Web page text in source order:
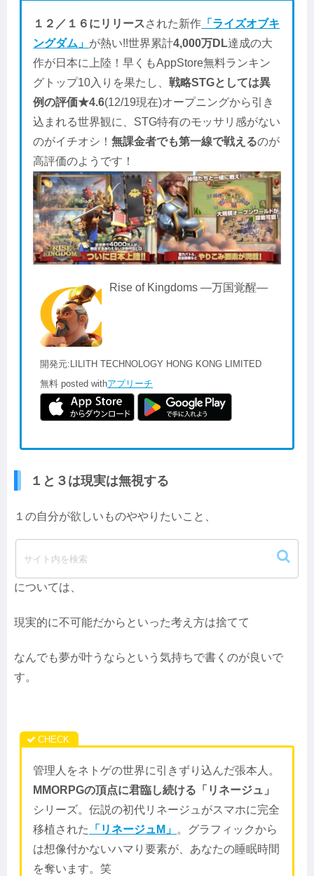
１２／１６にリリースされた新作 「ライズオブキ
ングダム」 が熱い!!世界累計4,000万DL達成の大
作が日本に上陸！早くもAppStore無料ランキン
グトップ10入りを果たし、戦略STGとしては異
例の評価★4.6(12/19現在)オープニングから引き
込まれる世界観に、STG特有のモッサリ感がない
のがイチオシ！無課金者でも第一線で戦えるのが
高評価のようです！
Rise of Kingdoms ―万国覚醒―
開発元: LILITH TECHNOLOGY HONG KONG LIMITED
無料 posted withアプリーチ
１と３は現実は無視する
１の自分が欲しいものややりたいこと、
については、
現実的に不可能だからといった考え方は捨てて
なんでも夢が叶うならという気持ちで書くのが良いで
す。
管理人をネトゲの世界に引きずり込んだ張本人。
MMORPGの頂点に君臨し続ける「リネージュ」
シリーズ。伝説の初代リネージュがスマホに完全
移植された
「リネージュM」 。グラフィックから
は想像付かないハマり要素が、あなたの睡眠時間
を奪います。笑